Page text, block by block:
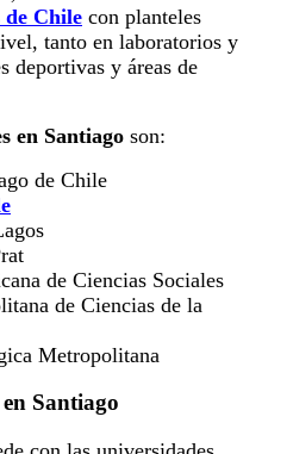
de Chile con planteles
tanto en laboratorios y
deportivas y áreas de
en Santiago son:
de Chile
de Ciencias Sociales
de Ciencias de la
Metropolitana
Santiago